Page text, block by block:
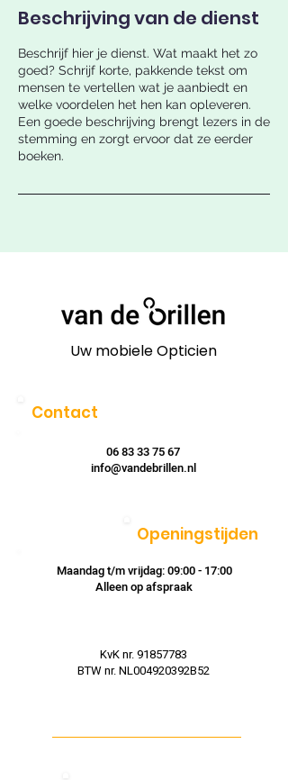
Beschrijving van de dienst
Beschrijf hier je dienst. Wat maakt het zo
goed? Schrijf korte, pakkende tekst om
mensen te vertellen wat je aanbiedt en
welke voordelen het hen kan opleveren.
Een goede beschrijving brengt lezers in de
stemming en zorgt ervoor dat ze eerder
boeken.
Uw mobiele Opticien
Contact
06 83 33 75 67
info@vandebrillen.nl
Maandag t/m vrijdag: 09:00 - 17:00
Alleen op afspraak
Openingstijden
KvK nr.91857783
BTW nr. NL004920392B52